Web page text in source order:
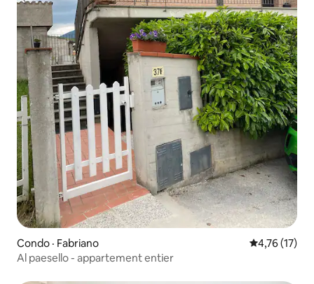
Condo · Fabriano Note
4,76 (17)
Al paesello - appartement entier